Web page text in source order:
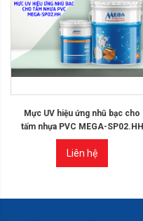
Mực UV hiệu ứng nhũ bạc cho
tấm nhựa PVC MEGA-SP02.HH
Liên hệ